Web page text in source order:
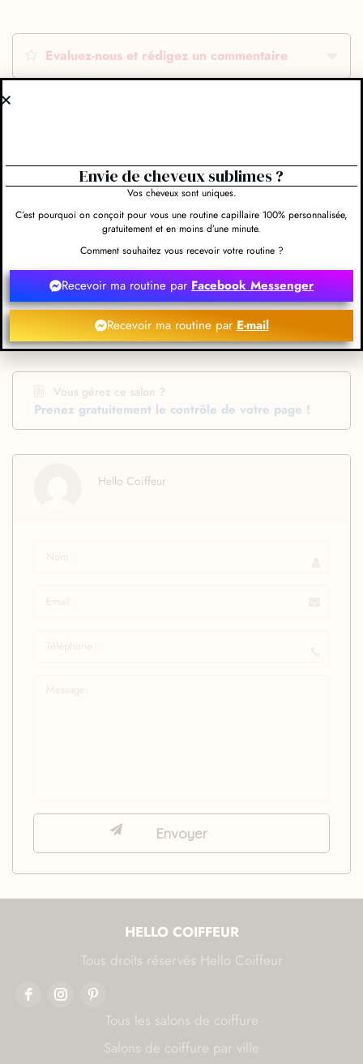
Evaluez-nous et rédigez un commentaire
14 Rue Auguste Moutie 78120 Rambouillet
01 30 59 05 77
Vous gérez ce salon ?
Prenez gratuitement le contrôle de votre page !
Hello Coiffeur
HELLO COIFFEUR
Tous droits réservés Hello Coiffeur
Tous les salons de coiffure
Salons de coiffure par ville
Envie de cheveux sublimes ?
Vos cheveux sont uniques.
C’est pourquoi on conçoit pour vous une routine capillaire 100% personnalisée,
gratuitement et en moins d’une minute.
Comment souhaitez vous recevoir votre routine ?
Recevoir ma routine parFacebook Messenger
Recevoir ma routine par E-mail